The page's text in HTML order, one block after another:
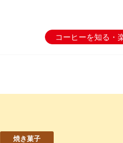
コーヒーを知る・
焼き菓子